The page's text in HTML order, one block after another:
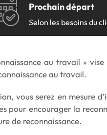
Prochain départ
Selon les besoins du
au travail »
au travail.
vous serez en mesure
pour encourager la
de reconnaissance.